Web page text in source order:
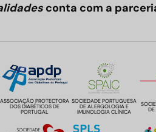
conta com a
ASSOCIAÇÃO PROTECTORA
DOS DIABÉTICOS DE
PORTUGAL
SOCIEDADE PORTUGUESA
DE ALERGOLOGIA E
IMUNOLOGIA CLÍNICA DE